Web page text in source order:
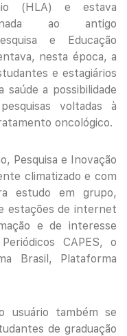
(HLA) e estava
ao antigo
e Educação
nesta época, a
e estagiários
saúde a possibilidade
voltadas à
oncológico.
Pesquisa e Inovação
climatizado e com
estudo em grupo,
estações de internet
e de interesse
CAPES, o
Brasil, Plataforma
usuário também se
de graduação